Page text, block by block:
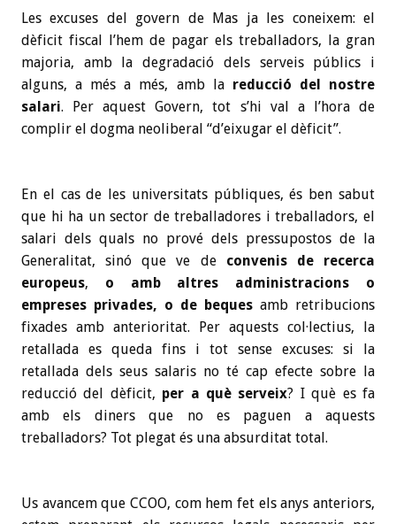
Les excuses del govern de Mas ja les coneixem: el
dèficit fiscal l’hem de pagar els treballadors, la gran
majoria, amb la degradació dels serveis públics i
alguns, a més a més, amb la reducció del nostre
salari. Per aquest Govern, tot s’hi val a l’hora de
complir el dogma neoliberal “d’eixugar el dèficit”.
En el cas de les universitats públiques, és ben sabut
que hi ha un sector de treballadores i treballadors, el
salari dels quals no prové dels pressupostos de la
Generalitat, sinó que ve de convenis de recerca
europeus, o amb altres administracions o
empreses privades, o de beques amb retribucions
fixades amb anterioritat. Per aquests col·lectius, la
retallada es queda fins i tot sense excuses: si la
retallada dels seus salaris no té cap efecte sobre la
reducció del dèficit, per a què serveix? I què es fa
amb els diners que no es paguen a aquests
treballadors? Tot plegat és una absurditat total.
Us avancem que CCOO, com hem fet els anys anteriors,